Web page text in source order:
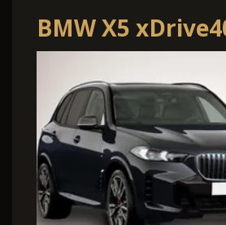
BMW X5